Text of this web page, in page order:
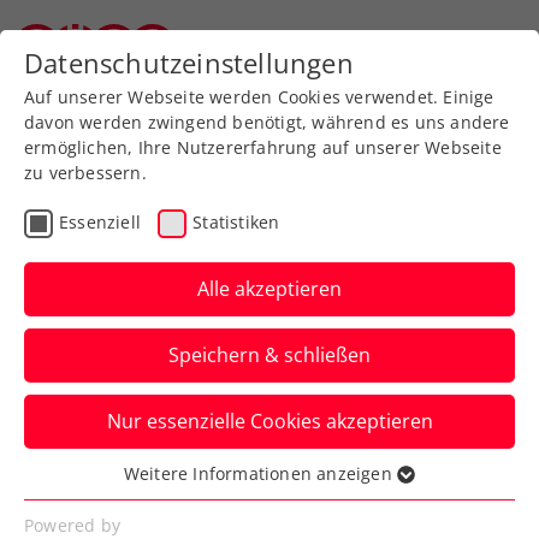
Zurück zur Newsübersicht
ATP
Wimbledon-Erfolgslauf
von Misolic im
Hauptbewerb beendet
Dafür kann der amtierende Staatsmeister
nun seinen Titelgewinn von
Oberpullendorf 2024 verteidigen.
Verfasst von: Manuel Wachta, 30.06.2025
Datenschutzeinstellungen
Auf unserer Webseite werden Cookies verwendet. Einige
davon werden zwingend benötigt, während es uns andere
ermöglichen, Ihre Nutzererfahrung auf unserer Webseite
zu verbessern.
Essenziell Statistiken
Alle akzeptieren
Speichern & schließen
Nur essenzielle Cookies akzeptieren
Essenziell
Essenzielle Cookies werden für grundlegende
Weitere Informationen anzeigen
Powered by